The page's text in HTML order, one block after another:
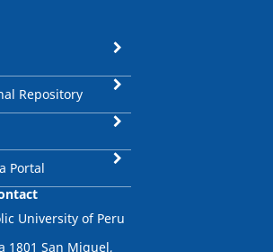
Repository
Portal
University of Peru
1801 San Miguel,